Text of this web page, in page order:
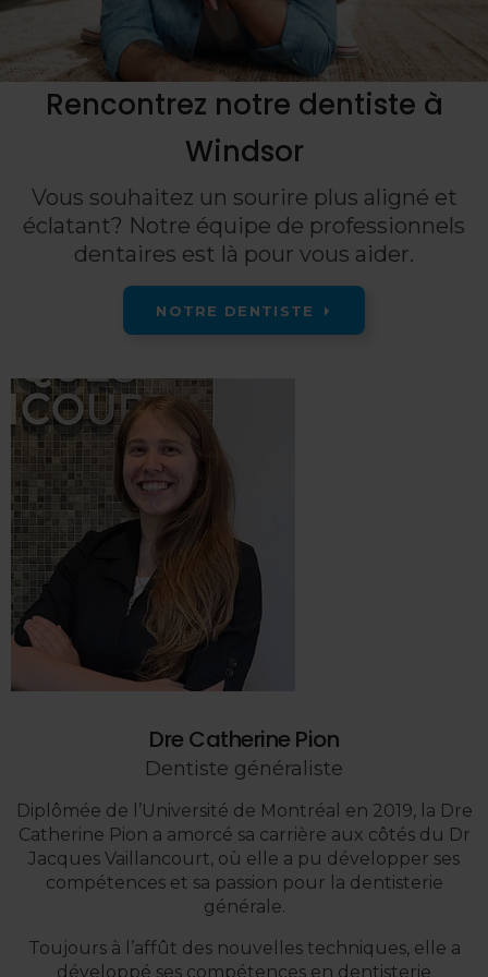
Rencontrez notre dentiste à
Windsor
Vous souhaitez un sourire plus aligné et
éclatant? Notre équipe de professionnels
dentaires est là pour vous aider.
NOTRE DENTISTE
Dre Catherine Pion
Dentiste généraliste
Diplômée de l’Université de Montréal en 2019, la Dre
Catherine Pion a amorcé sa carrière aux côtés du Dr
Jacques Vaillancourt, où elle a pu développer ses
compétences et sa passion pour la dentisterie
générale.
Toujours à l’affût des nouvelles techniques, elle a
développé ses compétences en dentisterie